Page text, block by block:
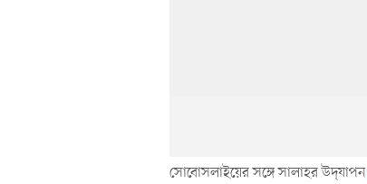
সোবোসলাইয়ের সঙ্গে সালাহর উদ্‌যাপন